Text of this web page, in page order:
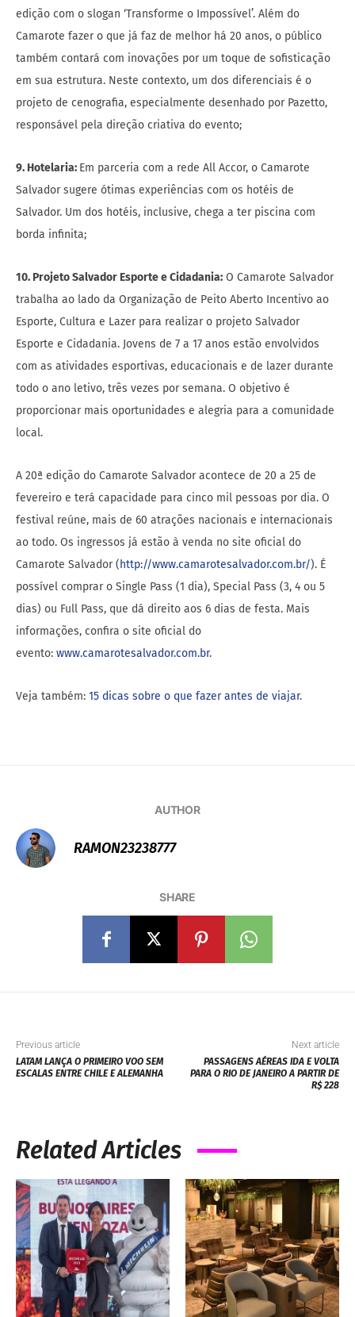
edição com o slogan ‘Transforme o Impossível’. Além do
Camarote fazer o que já faz de melhor há 20 anos, o público
também contará com inovações por um toque de sofisticação
em sua estrutura. Neste contexto, um dos diferenciais é o
projeto de cenografia, especialmente desenhado por Pazetto,
responsável pela direção criativa do evento;
9. Hotelaria: Em parceria com a rede All Accor, o Camarote
Salvador sugere ótimas experiências com os hotéis de
Salvador. Um dos hotéis, inclusive, chega a ter piscina com
borda infinita;
10. Projeto Salvador Esporte e Cidadania: O Camarote Salvador
trabalha ao lado da Organização de Peito Aberto Incentivo ao
Esporte, Cultura e Lazer para realizar o projeto Salvador
Esporte e Cidadania. Jovens de 7 a 17 anos estão envolvidos
com as atividades esportivas, educacionais e de lazer durante
todo o ano letivo, três vezes por semana. O objetivo é
proporcionar mais oportunidades e alegria para a comunidade
local.
A 20ª edição do Camarote Salvador acontece de 20 a 25 de
fevereiro e terá capacidade para cinco mil pessoas por dia. O
festival reúne, mais de 60 atrações nacionais e internacionais
ao todo. Os ingressos já estão à venda no site oficial do
Camarote Salvador (http://www.camarotesalvador.com.br/). É
possível comprar o Single Pass (1 dia), Special Pass (3, 4 ou 5
dias) ou Full Pass, que dá direito aos 6 dias de festa. Mais
informações, confira o site oficial do
evento: www.camarotesalvador.com.br.
Veja também: 15 dicas sobre o que fazer antes de viajar.
AUTHOR
RAMON23238777
SHARE
Previous article
LATAM LANÇA O PRIMEIRO VOO SEM
ESCALAS ENTRE CHILE E ALEMANHA
Next article
PASSAGENS AÉREAS IDA E VOLTA
PARA O RIO DE JANEIRO A PARTIR DE
R$ 228
Related Articles